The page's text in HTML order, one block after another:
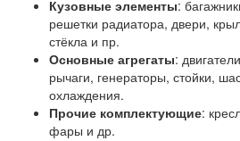
Кузовные элементы:
решетки радиатора, двери,
стёкла и пр.
Основные агрегаты:
рычаги, генераторы, стойки,
охлаждения.
Прочие комплектующие:
фары и др.